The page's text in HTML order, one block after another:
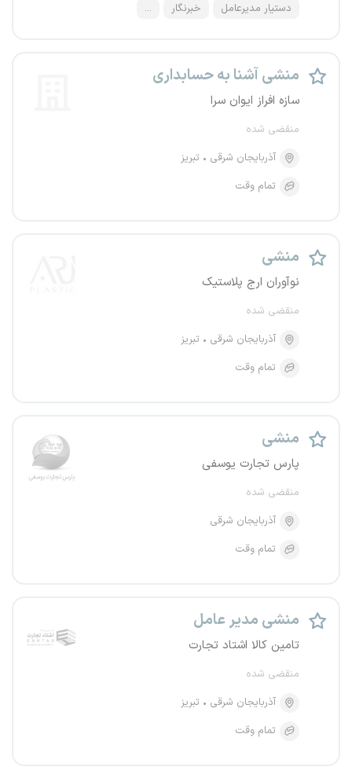
دستیار مدیرعامل خبرنگار ...
منشی آشنا به حسابداری
سازه افراز ایوان سرا
منقضی شده
آذربایجان شرقی
تبریز
تمام وقت
منشی
نوآوران ارج پلاستیک
منقضی شده
آذربایجان شرقی
تبریز
تمام وقت
منشی
پارس تجارت یوسفی
منقضی شده
آذربایجان شرقی
تمام وقت
منشی مدیر عامل
تامین کالا اشتاد تجارت
منقضی شده
آذربایجان شرقی
تبریز
تمام وقت